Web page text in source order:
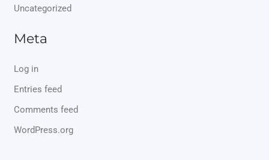
Uncategorized
Meta
Log in
Entries feed
Comments feed
WordPress.org